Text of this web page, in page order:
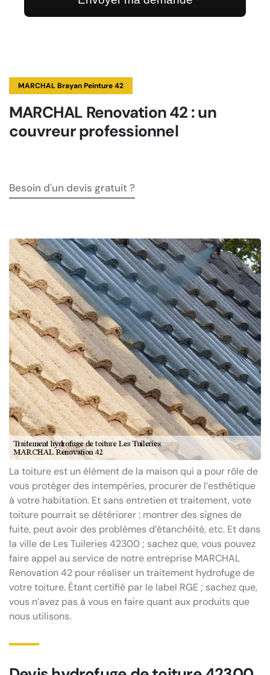
MARCHAL Brayan Peinture 42
MARCHAL Renovation 42 : un
couvreur professionnel
Besoin d'un devis gratuit ?
La toiture est un élément de la maison qui a pour rôle de
vous protéger des intempéries, procurer de l’esthétique
à votre habitation. Et sans entretien et traitement, vote
toiture pourrait se détériorer : montrer des signes de
fuite, peut avoir des problèmes d’étanchéité, etc. Et dans
la ville de Les Tuileries 42300 ; sachez que, vous pouvez
faire appel au service de notre entreprise MARCHAL
Renovation 42 pour réaliser un traitement hydrofuge de
votre toiture. Étant certifié par le label RGE ; sachez que,
vous n’avez pas à vous en faire quant aux produits que
nous utilisons.